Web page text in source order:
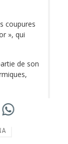
coupures
», qui
de son